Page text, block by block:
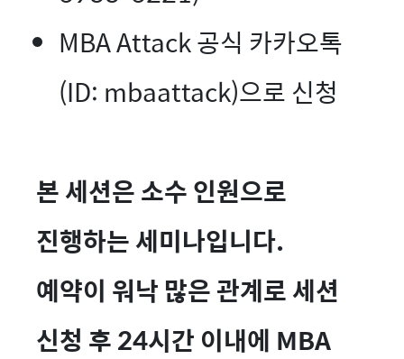
MBA Attack 공식 카카오톡
(ID: mbaattack)으로 신청
본 세션은 소수 인원으로
진행하는 세미나입니다.
예약이 워낙 많은 관계로 세션
신청 후 24시간 이내에 MBA